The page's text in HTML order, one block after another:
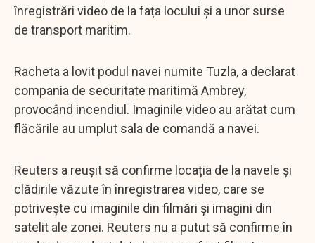
înregistrări video de la fața locului și a unor surse
de transport maritim.
Racheta a lovit podul navei numite Tuzla, a declarat
compania de securitate maritimă Ambrey,
provocând incendiul. Imaginile video au arătat cum
flăcările au umplut sala de comandă a navei.
Reuters a reușit să confirme locația de la navele și
clădirile văzute în înregistrarea video, care se
potrivește cu imaginile din filmări și imagini din
satelit ale zonei. Reuters nu a putut să confirme în